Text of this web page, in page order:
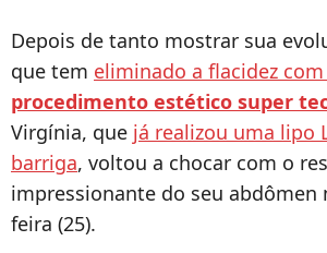
Depois de tanto mostrar sua
que tem eliminado a flacidez
procedimento estético super
Virgínia, que já realizou uma lipo
barriga, voltou a chocar com o
impressionante do seu abdômen
feira (25).